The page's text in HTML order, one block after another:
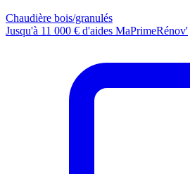
Chaudière bois/granulés
Jusqu'à 11 000 € d'aides MaPrimeRénov'